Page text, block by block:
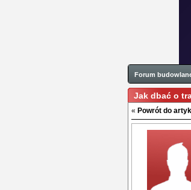
Forum
Jak dbać o
« Powrót do